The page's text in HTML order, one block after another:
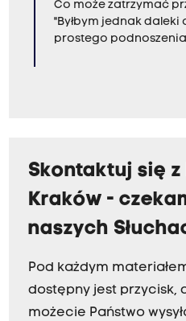
Co może zatrzymać
"Byłbym jednak
prostego
Skontaktuj się z
Kraków -
naszych
Pod każdym
dostępny jest przycisk,
możecie Państwo